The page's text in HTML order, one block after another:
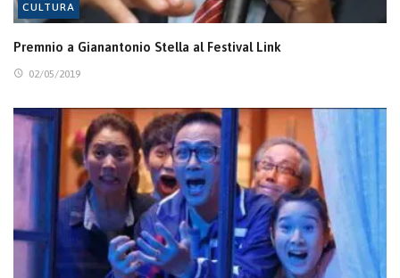
CULTURA
Premnio a Gianantonio Stella al Festival Link
02/05/2019